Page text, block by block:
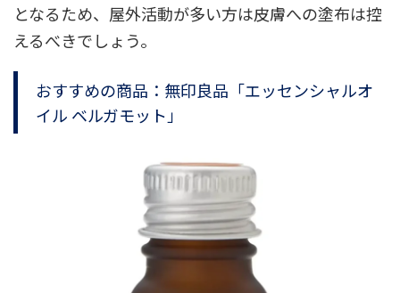
となるため、屋外活動が多い方は皮膚への塗布は控
えるべきでしょう。
おすすめの商品：無印良品「エッセンシャルオ
イル ベルガモット」